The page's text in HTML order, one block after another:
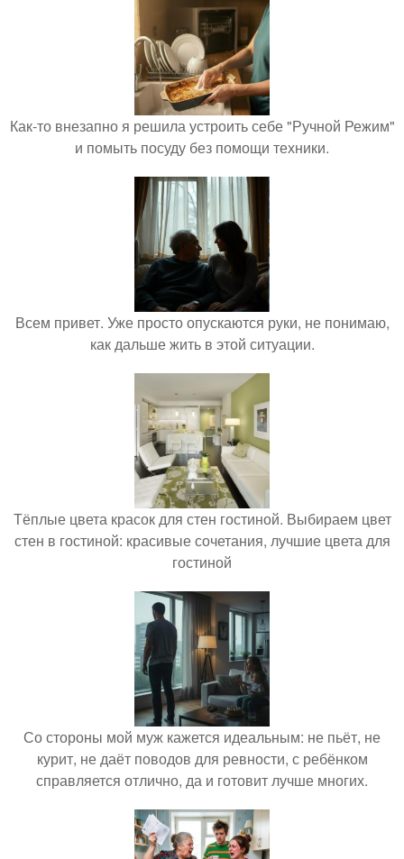
Как-то внезапно я решила устроить себе "Ручной Режим"
и помыть посуду без помощи техники.
Всем привет. Уже просто опускаются руки, не понимаю,
как дальше жить в этой ситуации.
Тёплые цвета красок для стен гостиной. Выбираем цвет
стен в гостиной: красивые сочетания, лучшие цвета для
гостиной
Со стороны мой муж кажется идеальным: не пьёт, не
курит, не даёт поводов для ревности, с ребёнком
справляется отлично, да и готовит лучше многих.